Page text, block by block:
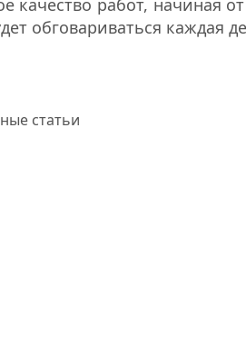
обговариваться каждая
статьи